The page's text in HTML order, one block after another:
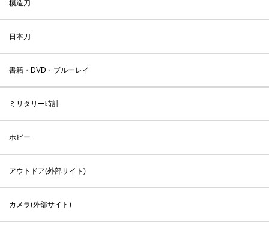
模造刀
日本刀
書籍・DVD・ブルーレイ
ミリタリー時計
ホビー
アウトドア(外部サイト)
カメラ(外部サイト)